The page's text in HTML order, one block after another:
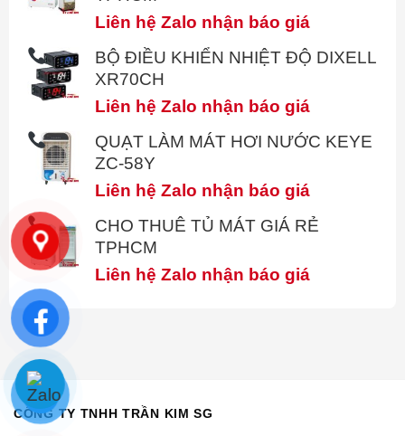
Liên hệ Zalo nhận báo giá
BỘ ĐIỀU KHIỂN NHIỆT ĐỘ DIXELL
XR70CH
Liên hệ Zalo nhận báo giá
QUẠT LÀM MÁT HƠI NƯỚC KEYE
ZC-58Y
Liên hệ Zalo nhận báo giá
CHO THUÊ TỦ MÁT GIÁ RẺ
TPHCM
Liên hệ Zalo nhận báo giá
CÔNG TY TNHH TRẦN KIM SG